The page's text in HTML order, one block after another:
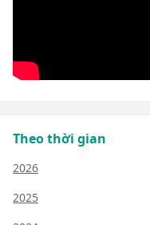
Theo thời gian
2026
2025